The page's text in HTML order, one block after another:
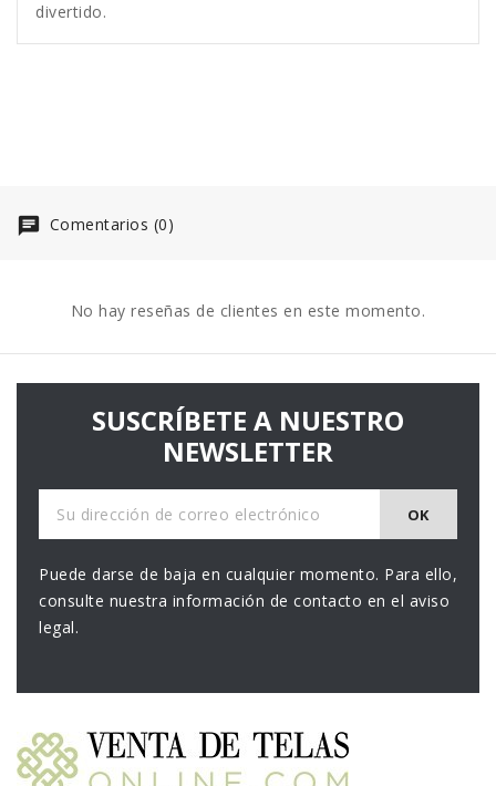
divertido.
Comentarios (0)
No hay reseñas de clientes en este momento.
SUSCRÍBETE A NUESTRO
NEWSLETTER
Puede darse de baja en cualquier momento. Para ello,
consulte nuestra información de contacto en el aviso
legal.